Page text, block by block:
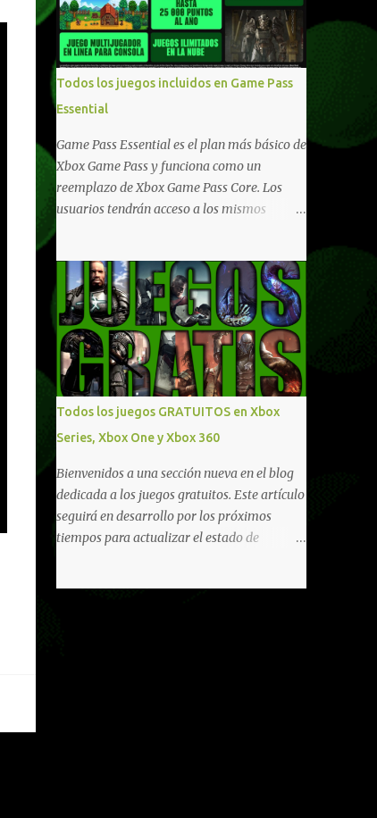
jugarlos y mantener un progreso
compartido en Windows PC y Xbox, y
tenemos un listado de juegos compatibles
por acá . ¿Aún necesitas una mano con las
compras? Tenemos un tutorial extenso o en
vídeo para que se quiten todas las dudas
generales de cómo hacer compras en Xbox .
Podes consultar un listado más completo de
promociones desde xbox.com. El post puede
tener actualizaciones regulares o cambios
- México Ofertas - Estados Unidos Ofertas -
España Todas las ofertas de Xbox One
también aplican a Xbox Series, a excepción
de los jue...
Todos los juegos incluidos en Game Pass
Essential
Game Pass Essential es el plan más básico de
Xbox Game Pass y funciona como un
reemplazo de Xbox Game Pass Core. Los
usuarios tendrán acceso a los mismos
beneficios de Game Pass Core que ya
adicionales que fueron anunciados
recientemente. Essential incluirá como
novedades una serie de ventajas para
diferentes juegos free to play que están en
Xbox y PC, que van desde skins, desbloqueo
de personajes, paquetes de armas hasta
emotes, monedas virtuales y más para
diferentes títulos. Todas estas ventajas se
pueden reclamar desde la sección de Game
Pass o en tu aplicación de Xbox yendo
directamente a la pestaña de Game Pass.
Essential también ahora sumará el acceso a
la Nube de Xbox, el cual nos permitite jugar
Todos los juegos GRATUITOS en Xbox
Series, Xbox One y Xbox 360
Bienvenidos a una sección nueva en el blog
dedicada a los juegos gratuitos. Este artículo
seguirá en desarrollo por los próximos
tiempos para actualizar el estado de